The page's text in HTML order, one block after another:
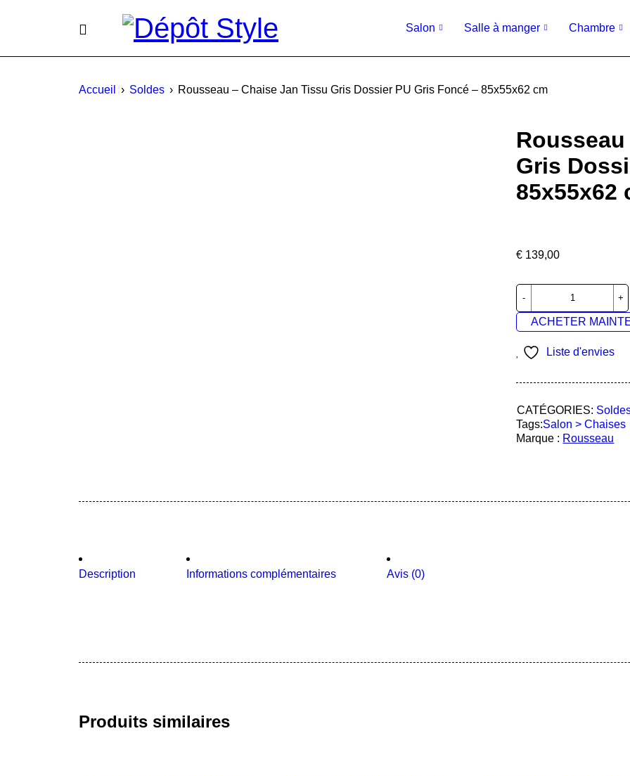
Salon Salle à manger Chambre
Accueil › Soldes › Rousseau – Chaise Jan Tissu Gris Dossier PU Gris Foncé – 85x55x62 cm
Gris
85x55x62
€ 139,00
ACHETER
Liste d'envies
CATÉGORIES:
Tags:Salon > Chaises
Marque : Rousseau
Description Informations complémentaires Avis (0)
Produits similaires